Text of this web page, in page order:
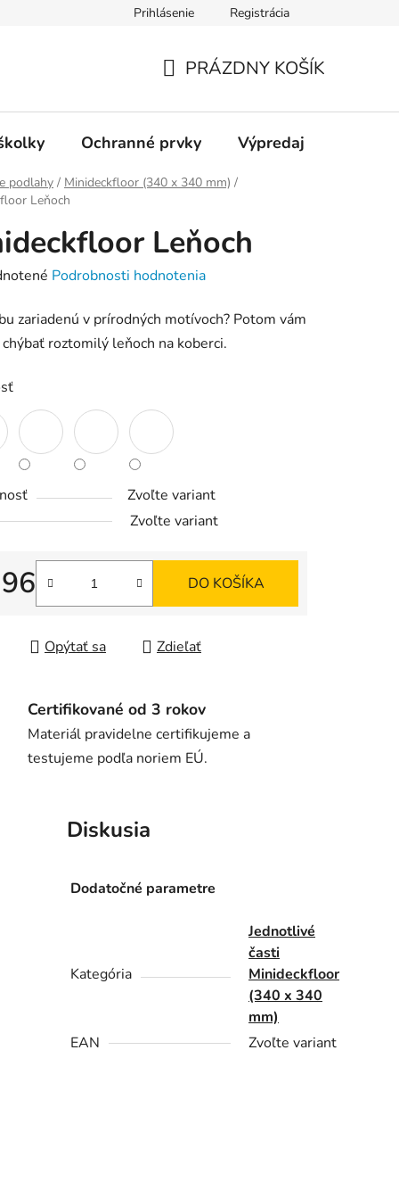
ochrany osobných údajov Kontakty
Prihlásenie Registrácia
KOŠÍK
PRÁZDNY KOŠÍK
Ochranné prvky Výpredaj
podlahy / Minideckfloor (340 x 340 mm) /
Leňoch
Leňoch
Podrobnosti hodnotenia
zariadenú v prírodných motívoch? Potom vám
roztomilý leňoch na koberci.
Zvoľte variant
Zvoľte variant
cena:
DO KOŠÍKA
Opýtať sa Zdieľať
Certifikované od 3 rokov
Materiál pravidelne certifikujeme a
testujeme podľa noriem EÚ.
Diskusia
Dodatočné parametre
Kategória
Jednotlivé
časti
Minideckfloor
(340 x 340
mm)
EAN
Zvoľte variant